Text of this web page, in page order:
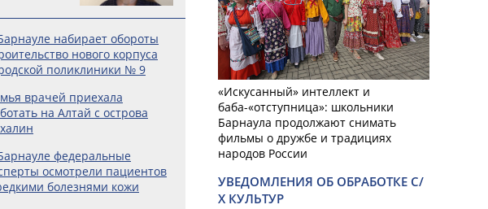
набирает обороты
нового корпуса
поликлиники № 9
врачей приехала
на Алтай с острова
федеральные
осмотрели пациентов
болезнями кожи
«Искусанный» интеллект и
баба-«отступница»: школьники
Барнаула продолжают снимать
фильмы о дружбе и традициях
народов России
УВЕДОМЛЕНИЯ ОБ ОБРАБОТКЕ С/
Х КУЛЬТУР